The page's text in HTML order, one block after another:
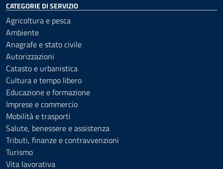
CATEGORIE DI SERVIZIO
Agricoltura e pesca
Ambiente
Anagrafe e stato civile
Autorizzazioni
Catasto e urbanistica
Cultura e tempo libero
Educazione e formazione
Imprese e commercio
Mobilità e trasporti
Salute, benessere e assistenza
Tributi, finanze e contravvenzioni
Turismo
Vita lavorativa